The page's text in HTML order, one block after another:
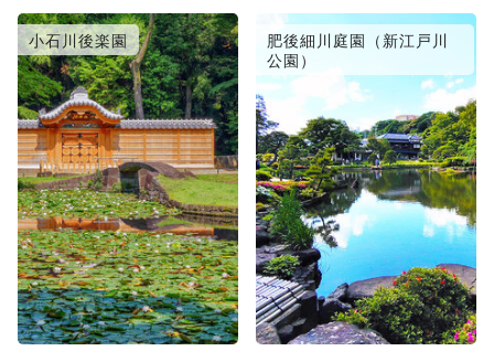
小石川後楽園
肥後細川庭園（新江戸川
公園）